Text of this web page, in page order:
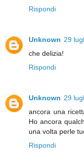
Rispondi
Unknown 29
che delizia!
Rispondi
Unknown 29
ancora una
Ho ancora
una volta perle
Rispondi